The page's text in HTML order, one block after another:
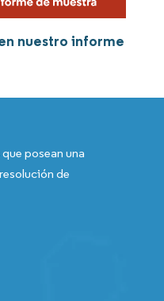
nuestro informe
posean una
de